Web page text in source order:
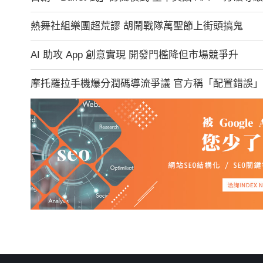
熱舞社組樂團超荒謬 胡鬧戰隊萬聖節上街頭搞鬼
AI 助攻 App 創意實現 開發門檻降但市場競爭升
摩托羅拉手機爆分潤碼導流爭議 官方稱「配置錯誤